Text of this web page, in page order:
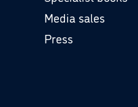
Media sales
Press